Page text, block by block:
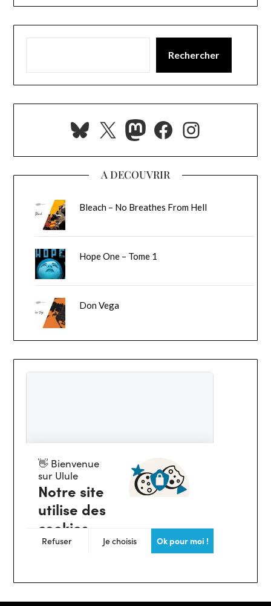
Rechercher
Bluesky
X Mastodon
Facebook
A DECOUVRIR
Bleach – No Breathes From Hell
Hope One – Tome 1
Don Vega